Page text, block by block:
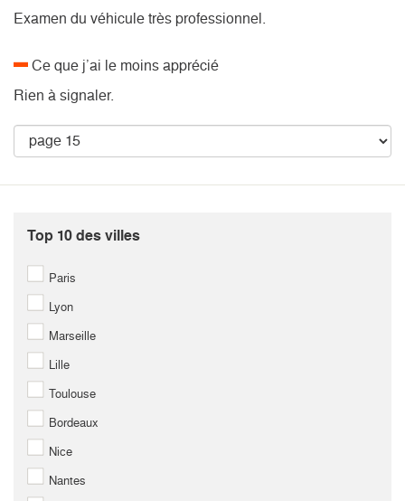
Examen du véhicule très professionnel.
Ce que j’ai le moins apprécié
Rien à signaler.
Top 10 des villes
Paris
Lyon
Marseille
Lille
Toulouse
Bordeaux
Nice
Nantes